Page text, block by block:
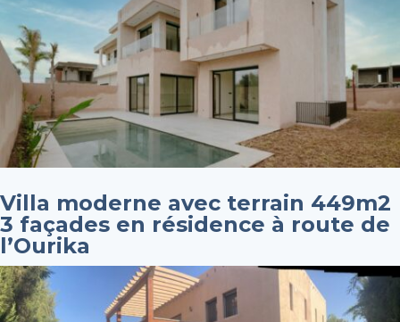
Villa moderne avec terrain 449m2
3 façades en résidence à route de
l’Ourika